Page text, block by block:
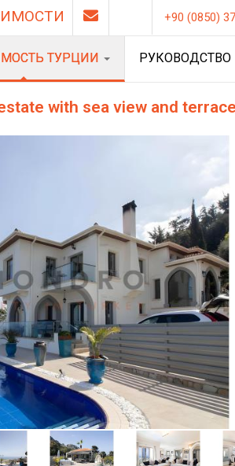
+90 (0850)
ТУРЦИИ РУКОВОДСТВО
with sea view and